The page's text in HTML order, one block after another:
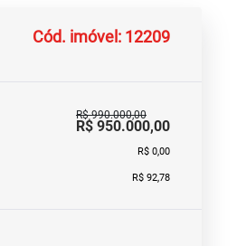
Cód. imóvel: 12209
R$ 990.000,00
R$ 950.000,00
R$ 0,00
R$ 92,78